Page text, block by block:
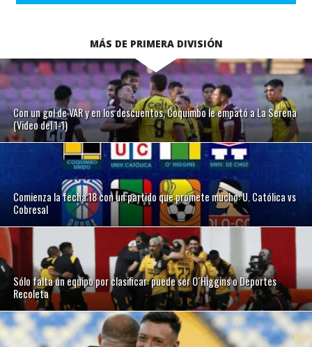
MÁS DE PRIMERA DIVISIÓN
Con un gol de VAR y en los descuentos, Coquimbo le empató a La Serena
(Video del 1-1)
Comienza la fecha 18 con un partido que promete mucho: U. Católica vs
Cobresal
Sólo falta un equipo por clasificar: puede ser O´Higgins o Deportes
Recoleta